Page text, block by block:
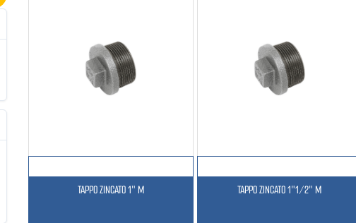
TAPPO ZINCATO 1″ M TAPPO ZINCATO 1″1/2″ M